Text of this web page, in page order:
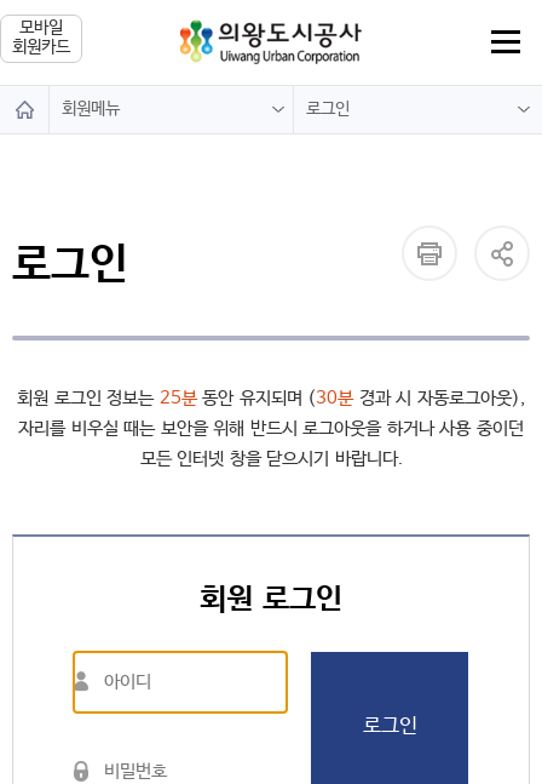
모바일
회원카드
회원메뉴
마이페이지
로그인
로그인
회원 로그인 정보는 25분동안 유지되며 (30분경과 시 자동로그아웃),
자리를 비우실 때는 보안을 위해 반드시 로그아웃을 하거나 사용 중이던
모든 인터넷 창을 닫으시기 바랍니다.
회원 로그인
로그인